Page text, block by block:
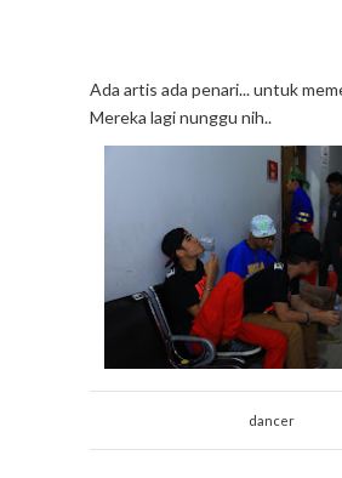
Ada artis ada penari... untuk
Mereka lagi nunggu nih..
dancer